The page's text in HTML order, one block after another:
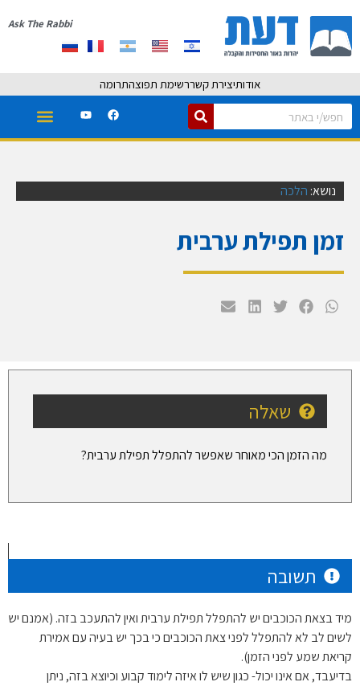
Ask The Rabbi
אודותיצירת קשררשימת תפוצהתרומה
נושא: הלכה
זמן תפילת ערבית
שאלה
מה הזמן הכי מאוחר שאפשר להתפלל תפילת ערבית?
תשובה
מיד בצאת הכוכבים יש להתפלל תפילת ערבית ואין להתעכב בזה. (אמנם יש
לשים לב לא להתפלל לפני צאת הכוכבים כי בכך יש בעיה עם אמירת
קריאת שמע לפני הזמן).
בדיעבד, אם אינו יכול- כגון שיש לו איזה לימוד קבוע וכיוצא בזה, ניתן